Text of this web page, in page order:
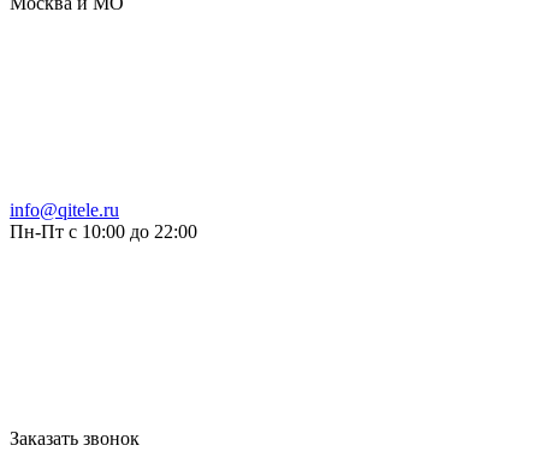
info@qitele.ru
Пн-Пт с 10:00 до 22:00
Заказать звонок